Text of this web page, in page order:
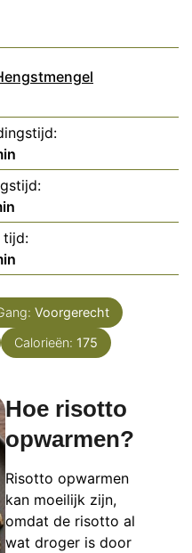
tijd:
Voorgerecht
Calorieën: 175
Hoe risotto
opwarmen?
Risotto opwarmen
kan moeilijk zijn,
omdat de risotto al
wat droger is door